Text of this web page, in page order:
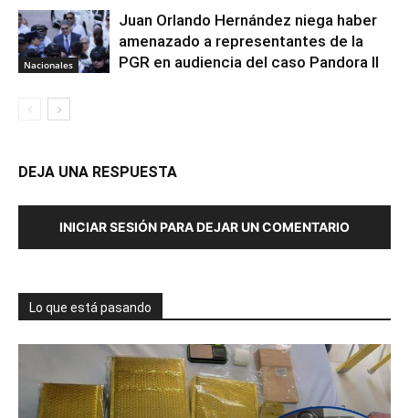
Nacionales
Juan Orlando Hernández niega haber
amenazado a representantes de la
PGR en audiencia del caso Pandora II
DEJA UNA RESPUESTA
INICIAR SESIÓN PARA DEJAR UN COMENTARIO
Lo que está pasando